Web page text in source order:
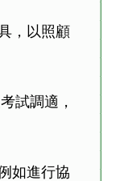
，以照顧
試調適 ，
如進行協